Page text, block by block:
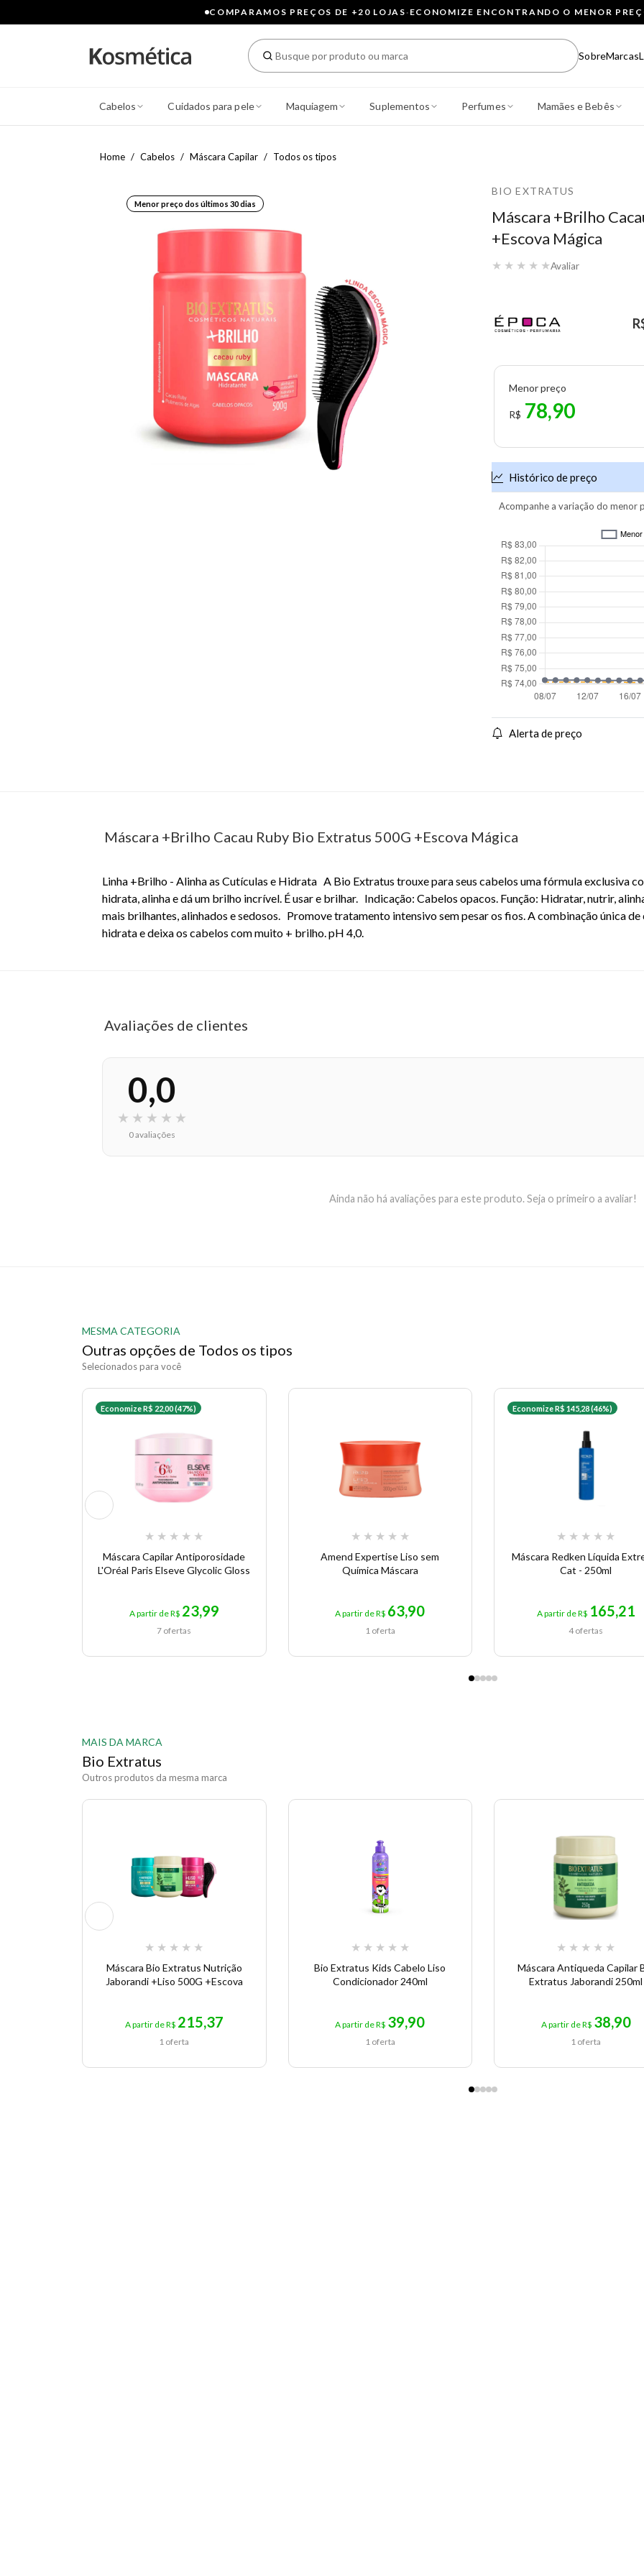
COMPARAMOS PREÇOS DE +20 LOJAS· ECONOMIZE ENCONTRANDO O MENOR
SobreMarcas
Cabelos Cuidados para pele Maquiagem Suplementos Perfumes Mamães e Bebês
Home Cabelos Máscara Capilar Todos os tipos
Menor preço dos últimos 30 dias
BIO EXTRATUS
Máscara +Brilho
+Escova Mágica
★ ★ ★ ★ ★Avaliar
Menor preço
R$ 78,90
Histórico de preço
Acompanhe a variação do menor
Alerta de preço
Máscara +Brilho Cacau Ruby Bio Extratus 500G +Escova Mágica
Linha +Brilho - Alinha as Cutículas e Hidrata A Bio Extratus trouxe para seus cabelos uma fórmula exclusiva
hidrata, alinha e dá um brilho incrível. É usar e brilhar. Indicação: Cabelos opacos. Função: Hidratar, nutrir,
mais brilhantes, alinhados e sedosos. Promove tratamento intensivo sem pesar os fios. A combinação única
hidrata e deixa os cabelos com muito + brilho. pH 4,0.
Avaliações de clientes
0,0
★ ★ ★ ★ ★
0 avaliações
Ainda não há avaliações para este produto. Seja o primeiro a avaliar!
MESMA CATEGORIA
Outras opções de Todos os tipos
Selecionados para você
Economize R$ 22,00 (47%)
★ ★ ★ ★ ★
Máscara Capilar Antiporosidade
L'Oréal Paris Elseve Glycolic Gloss
A partir de R$ 23,99
7 ofertas
★ ★ ★ ★ ★
Amend Expertise Liso sem
Química Máscara
A partir de R$ 63,90
1 oferta
Economize R$ 145,28 (46%)
★ ★ ★ ★ ★
Máscara Redken Líquida
Cat - 250ml
A partir de R$ 165,21
4 ofertas
MAIS DA MARCA
Bio Extratus
Outros produtos da mesma marca
★ ★ ★ ★ ★
Máscara Bio Extratus Nutrição
Jaborandi +Liso 500G +Escova
A partir de R$ 215,37
1 oferta
★ ★ ★ ★ ★
Bio Extratus Kids Cabelo Liso
Condicionador 240ml
A partir de R$ 39,90
1 oferta
★ ★ ★ ★ ★
Máscara Antiqueda Capilar
Extratus Jaborandi 250ml
A partir de R$ 38,90
1 oferta